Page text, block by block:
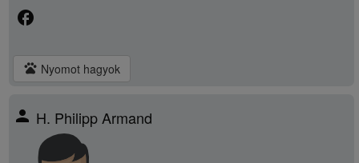
facebook
pets Nyomot hagyok
person H. Philipp Armand